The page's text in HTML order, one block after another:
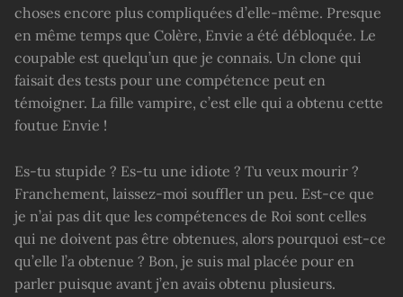
choses encore plus compliquées d’elle-même. Presque
en même temps que Colère, Envie a été débloquée. Le
coupable est quelqu’un que je connais. Un clone qui
faisait des tests pour une compétence peut en
témoigner. La fille vampire, c’est elle qui a obtenu cette
foutue Envie !
Es-tu stupide ? Es-tu une idiote ? Tu veux mourir ?
Franchement, laissez-moi souffler un peu. Est-ce que
je n’ai pas dit que les compétences de Roi sont celles
qui ne doivent pas être obtenues, alors pourquoi est-ce
qu’elle l’a obtenue ? Bon, je suis mal placée pour en
parler puisque avant j’en avais obtenu plusieurs.